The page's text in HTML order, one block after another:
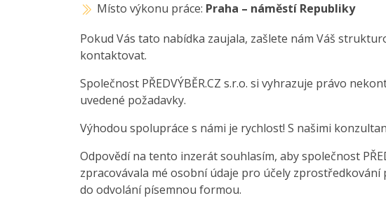
Místo výkonu práce: Praha – náměstí Republiky
Pokud Vás tato nabídka zaujala, zašlete nám Váš
kontaktovat.
Společnost PŘEDVÝBĚR.CZ s.r.o. si vyhrazuje právo
uvedené požadavky.
Výhodou spolupráce s námi je rychlost! S našimi
Odpovědí na tento inzerát souhlasím, aby společnost
zpracovávala mé osobní údaje pro účely zprostředkování
do odvolání písemnou formou.